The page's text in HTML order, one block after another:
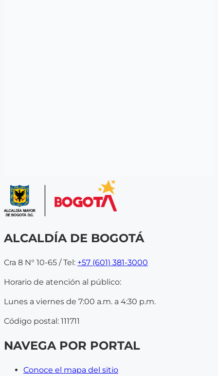
ALCALDÍA DE BOGOTÁ
Cra 8 N° 10-65 / Tel: +57 (601) 381-3000
Horario de atención al público:
Lunes a viernes de 7:00 a.m. a 4:30 p.m.
Código postal: 111711
NAVEGA POR PORTAL
Conoce el mapa del sitio